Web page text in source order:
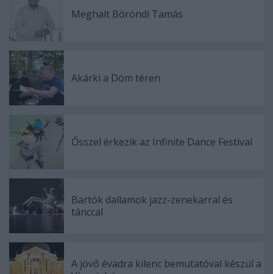
Meghalt Böröndi Tamás
Akárki a Dóm téren
Ősszel érkezik az Infinite Dance Festival
Bartók dallamok jazz-zenekarral és
tánccal
A jövő évadra kilenc bemutatóval készül a